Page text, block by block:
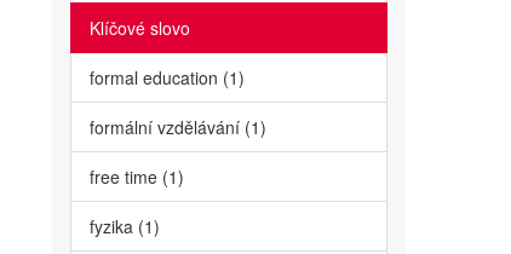
Klíčové slovo
formal education (1)
formální vzdělávání (1)
free time (1)
fyzika (1)